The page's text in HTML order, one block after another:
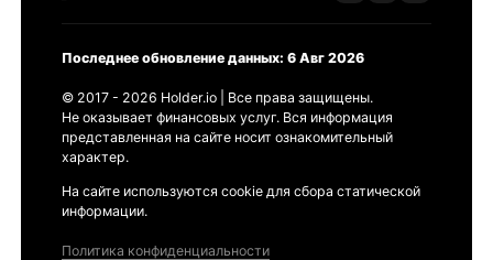
Последнее обновление данных: 6 Авг 2026
© 2017 - 2026 Holder.io | Все права защищены.
Не оказывает финансовых услуг. Вся информация
представленная на сайте носит ознакомительный
характер.
На сайте используются cookie для сбора статической
информации.
Политика конфиденциальности